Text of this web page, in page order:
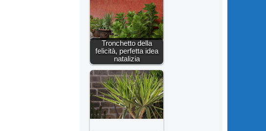
Tronchetto della
felicità, perfetta idea
natalizia